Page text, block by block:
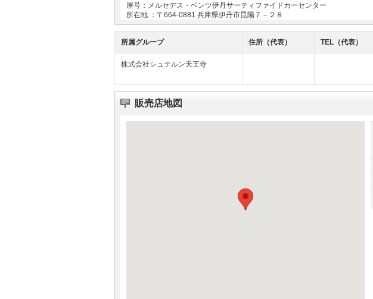
屋号：メルセデス・ベンツ伊丹サーティファイドカーセンター
所在地 ：〒 664-0881 兵庫県伊丹市昆陽７－２８
所属グループ 住所（代表） TEL（代表）
株式会社シュテルン天王寺
販売店地図